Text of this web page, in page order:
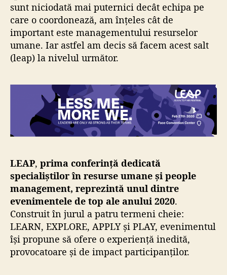
sunt niciodată mai puternici decât echipa pe
care o coordonează, am înțeles cât de
important este managementului resurselor
umane. Iar astfel am decis să facem acest salt
(leap) la nivelul următor.
LEAP, prima conferinţă dedicată
specialiştilor în resurse umane şi people
management, reprezintă unul dintre
evenimentele de top ale anului 2020.
Construit în jurul a patru termeni cheie:
LEARN, EXPLORE, APPLY și PLAY, evenimentul
își propune să ofere o experiență inedită,
provocatoare și de impact participanților.